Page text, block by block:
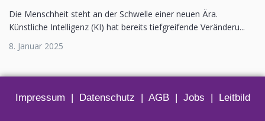
Die Menschheit steht an der Schwelle einer neuen Ära.
Künstliche Intelligenz (KI) hat bereits tiefgreifende Veränderu...
8. Januar 2025
Impressum | Datenschutz | AGB| Jobs | Leitbild